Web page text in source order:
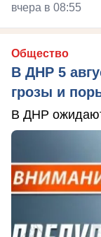
вчера в 08:55
Общество
В ДНР 5
грозы и
В ДНР